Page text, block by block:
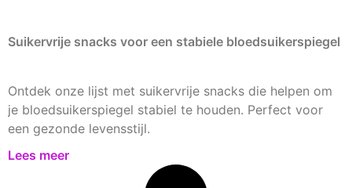
Suikervrije snacks voor een stabiele bloedsuikerspiegel
Ontdek onze lijst met suikervrije snacks die helpen om
je bloedsuikerspiegel stabiel te houden. Perfect voor
een gezonde levensstijl.
Lees meer